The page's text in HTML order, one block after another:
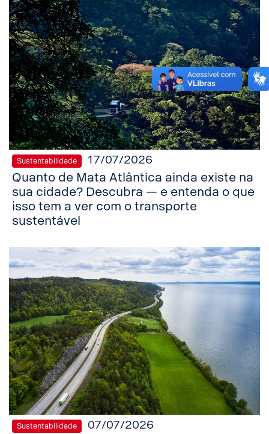
Sustentabilidade 17/07/2026
Quanto de Mata Atlântica ainda existe na
sua cidade? Descubra — e entenda o que
isso tem a ver com o transporte
sustentável
Sustentabilidade 07/07/2026